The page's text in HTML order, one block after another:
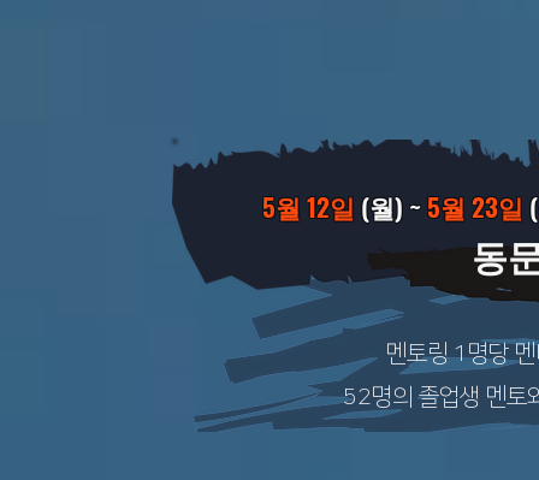
5월 12일(월) ~5월 23일
동
멘토링 1명당
52명의 졸업생 멘토